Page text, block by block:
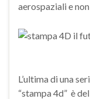
aerospaziali e
L’ultima di una
“stampa 4d” è